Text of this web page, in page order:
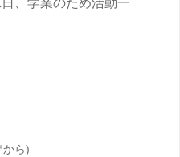
、学業のため活動一
から)